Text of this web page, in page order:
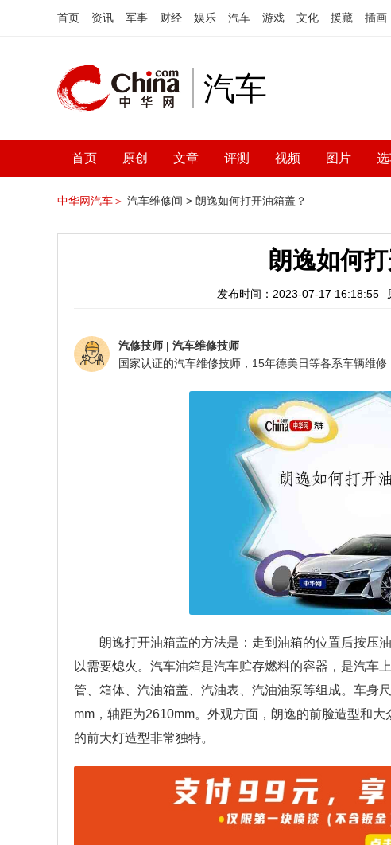
首页 资讯 军事 财经 娱乐 汽车 游戏 文化 援藏 插画
汽车
首页 原创 文章 评测 视频 图片
中华网汽车＞ 汽车维修间 > 朗逸如何打开油箱盖？
朗逸如何
发布时间：2023-07-17 16:18:55
汽修技师 | 汽车维修技师
朗逸打开油箱盖的方法是：走到油箱的位置后按压
以需要熄火。汽车油箱是汽车贮存燃料的容器，是汽车
管、箱体、汽油箱盖、汽油表、汽油油泵等组成。车身
mm，轴距为2610mm。外观方面，朗逸的前脸造型和
的前大灯造型非常独特。